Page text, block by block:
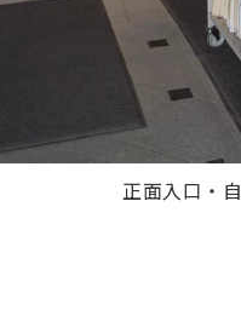
正面入口・